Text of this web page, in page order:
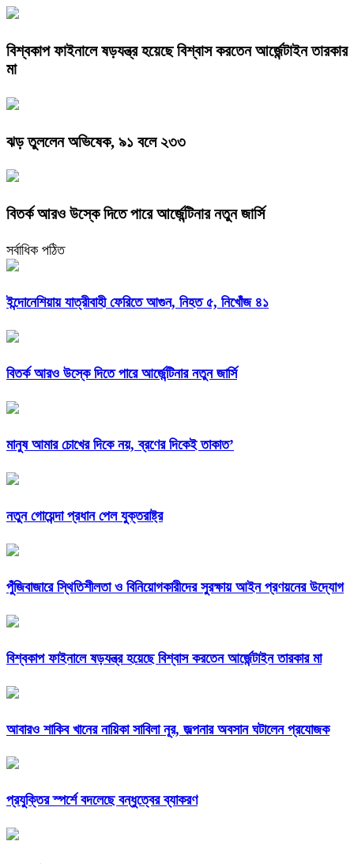
বিশ্বকাপ ফাইনালে ষড়যন্ত্র হয়েছে বিশ্বাস করতেন আর্জেন্টাইন তারকার
মা
ঝড় তুললেন অভিষেক, ৯১ বলে ২৩৩
বিতর্ক আরও উস্কে দিতে পারে আর্জেন্টিনার নতুন জার্সি
সর্বাধিক পঠিত
ইন্দোনেশিয়ায় যাত্রীবাহী ফেরিতে আগুন, নিহত ৫, নিখোঁজ ৪১
বিতর্ক আরও উস্কে দিতে পারে আর্জেন্টিনার নতুন জার্সি
মানুষ আমার চোখের দিকে নয়, ব্রণের দিকেই তাকাত’
নতুন গোয়েন্দা প্রধান পেল যুক্তরাষ্ট্র
পুঁজিবাজারে স্থিতিশীলতা ও বিনিয়োগকারীদের সুরক্ষায় আইন প্রণয়নের উদ্যোগ
বিশ্বকাপ ফাইনালে ষড়যন্ত্র হয়েছে বিশ্বাস করতেন আর্জেন্টাইন তারকার মা
আবারও শাকিব খানের নায়িকা সাবিলা নূর, জল্পনার অবসান ঘটালেন প্রযোজক
প্রযুক্তির স্পর্শে বদলেছে বন্ধুত্বের ব্যাকরণ